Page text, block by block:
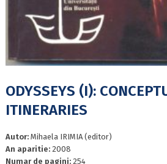
ODYSSEYS (I):
ITINERARIES
Autor: Mihaela IRIMIA (editor)
An aparitie: 2008
Numar de pagini: 254